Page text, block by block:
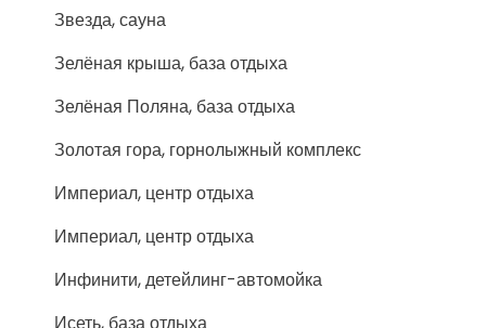
Звезда, сауна
Зелёная крыша, база отдыха
Зелёная Поляна, база отдыха
Золотая гора, горнолыжный комплекс
Империал, центр отдыха
Империал, центр отдыха
Инфинити, детейлинг-автомойка